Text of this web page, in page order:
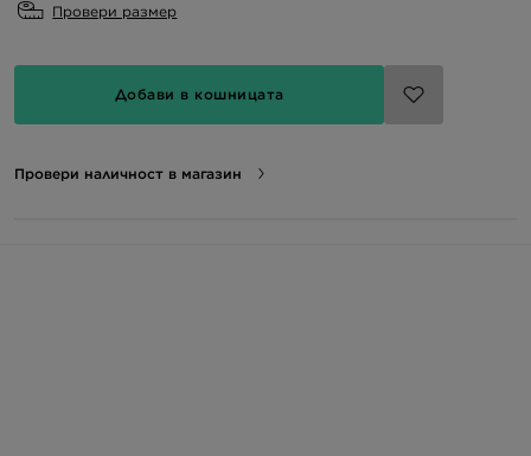
Провери размер
Добави в кошницата
Провери наличност в магазин